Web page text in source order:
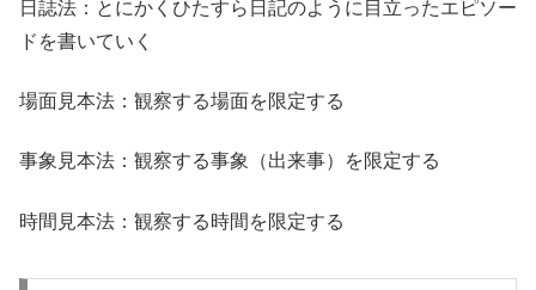
日誌法：とにかくひたすら日記のように目立ったエピソー
ドを書いていく
場面見本法：観察する場面を限定する
事象見本法：観察する事象（出来事）を限定する
時間見本法：観察する時間を限定する